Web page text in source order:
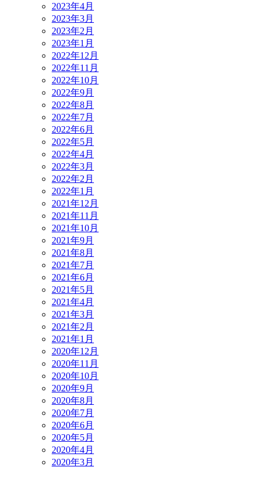
2023年4月
2023年3月
2023年2月
2023年1月
2022年12月
2022年11月
2022年10月
2022年9月
2022年8月
2022年7月
2022年6月
2022年5月
2022年4月
2022年3月
2022年2月
2022年1月
2021年12月
2021年11月
2021年10月
2021年9月
2021年8月
2021年7月
2021年6月
2021年5月
2021年4月
2021年3月
2021年2月
2021年1月
2020年12月
2020年11月
2020年10月
2020年9月
2020年8月
2020年7月
2020年6月
2020年5月
2020年4月
2020年3月